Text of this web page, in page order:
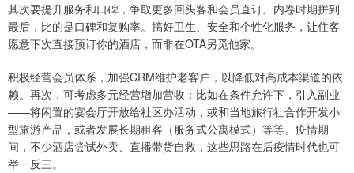
其次要提升服务和口碑，争取更多回头客和会员直订。内卷时期拼到
最后，比的是口碑和复购率。搞好卫生、安全和个性化服务，让住客
愿意下次直接预订你的酒店，而非在OTA另觅他家。
积极经营会员体系，加强CRM维护老客户，以降低对高成本渠道的依
赖。再次，可考虑多元经营增加营收：比如在条件允许下，引入副业
——将闲置的宴会厅开放给社区办活动，或和当地旅行社合作开发小
型旅游产品，或者发展长期租客（服务式公寓模式）等等。疫情期
间，不少酒店尝试外卖、直播带货自救，这些思路在后疫情时代也可
举一反三。